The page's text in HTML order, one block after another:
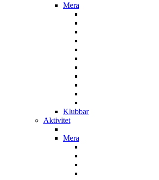
Mera
Klubbar
Aktivitet
Mera